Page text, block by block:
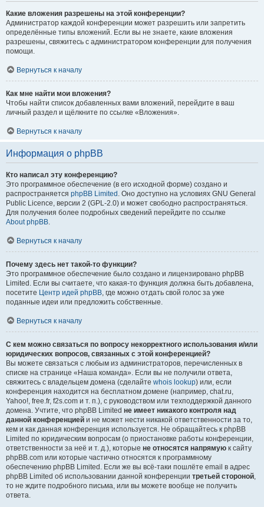
Какие вложения разрешены на этой конференции?
Администратор каждой конференции может разрешить или запретить
определённые типы вложений. Если вы не знаете, какие вложения
разрешены, свяжитесь с администратором конференции для получения
помощи.
Вернуться к началу
Как мне найти мои вложения?
Чтобы найти список добавленных вами вложений, перейдите в ваш
личный раздел и щёлкните по ссылке «Вложения».
Вернуться к началу
Информация о phpBB
Кто написал эту конференцию?
Это программное обеспечение (в его исходной форме) создано и
распространяется phpBB Limited . Оно доступно на условиях GNU General
Public Licence, версии 2 (GPL-2.0) и может свободно распространяться.
Для получения более подробных сведений перейдите по ссылке
About phpBB.
Вернуться к началу
Почему здесь нет такой-то функции?
Это программное обеспечение было создано и лицензировано phpBB
Limited. Если вы считаете, что какая-то функция должна быть добавлена,
посетите Центр идей phpBB, где можно отдать свой голос за уже
поданные идеи или предложить собственные.
Вернуться к началу
С кем можно связаться по вопросу некорректного использования и/или
юридических вопросов, связанных с этой конференцией?
Вы можете связаться с любым из администраторов, перечисленных в
списке на странице «Наша команда». Если вы не получили ответа,
свяжитесь с владельцем домена (сделайте whois lookup) или, если
конференция находится на бесплатном домене (например, chat.ru,
Yahoo!, free.fr, f2s.com и т. п.), с руководством или техподдержкой данного
домена. Учтите, что phpBB Limited не имеет никакого контроля над
данной конференцией и не может нести никакой ответственности за то,
кем и как данная конференция используется. Не обращайтесь к phpBB
Limited по юридическим вопросам (о приостановке работы конференции,
ответственности за неё и т. д.), которые не относятся напрямую к сайту
phpBB.com или которые частично относятся к программному
обеспечению phpBB Limited. Если же вы всё-таки пошлёте email в адрес
phpBB Limited об использовании данной конференции третьей стороной,
то не ждите подробного письма, или вы можете вообще не получить
ответа.